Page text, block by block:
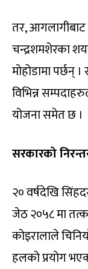
तर,
चन्द्रशमशेरका
मोहोडामा पर्छन्
विभिन्न
योजना समेत छ ।
सरकारको
२० वर्षदेखि
जेठ २०५८ मा
कोइरालाले
हलको प्रयोग